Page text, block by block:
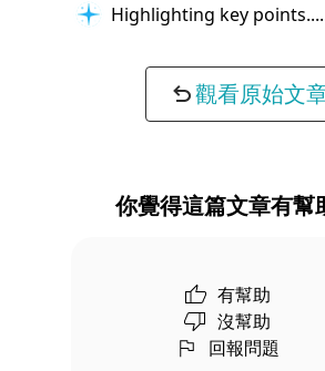
Highlighting key points...
觀看原始文
你覺得這篇文章有幫
有幫助
沒幫助
回報問題